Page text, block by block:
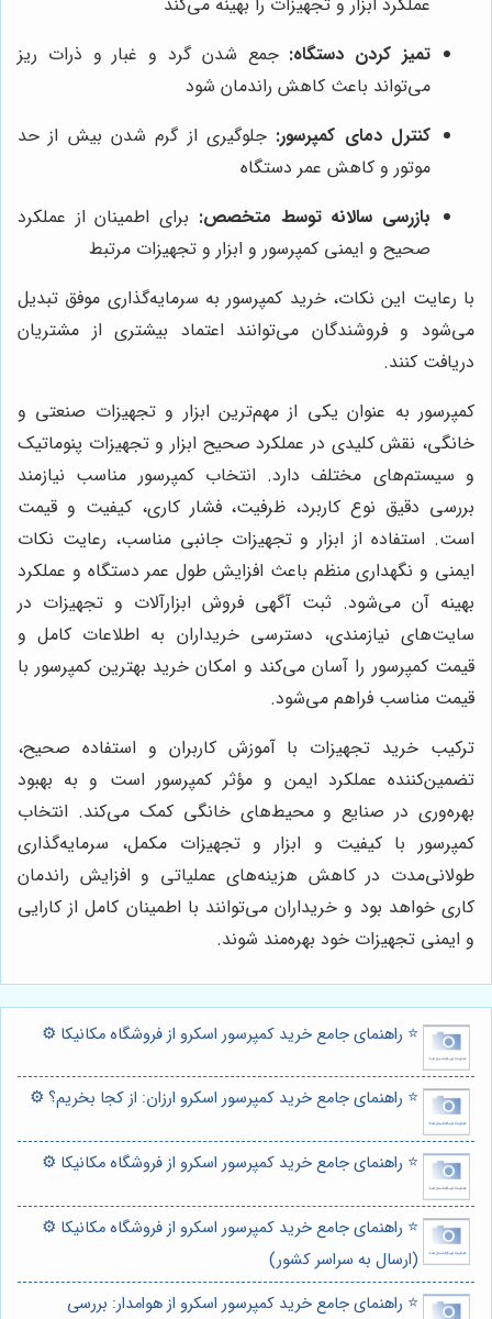
تمیز کردن دستگاه: جمع شدن گرد و غبار و ذرات ریز
می‌تواند باعث کاهش راندمان شود
کنترل دمای کمپرسور: جلوگیری از گرم شدن بیش از حد
موتور و کاهش عمر دستگاه
بازرسی سالانه توسط متخصص: برای اطمینان از عملکرد
صحیح و ایمنی کمپرسور و ابزار و تجهیزات مرتبط
با رعایت این نکات، خرید کمپرسور به سرمایه‌گذاری موفق تبدیل
می‌شود و فروشندگان می‌توانند اعتماد بیشتری از مشتریان
دریافت کنند.
کمپرسور به عنوان یکی از مهم‌ترین ابزار و تجهیزات صنعتی و
خانگی، نقش کلیدی در عملکرد صحیح ابزار و تجهیزات پنوماتیک
و سیستم‌های مختلف دارد. انتخاب کمپرسور مناسب نیازمند
بررسی دقیق نوع کاربرد، ظرفیت، فشار کاری، کیفیت و قیمت
است. استفاده از ابزار و تجهیزات جانبی مناسب، رعایت نکات
ایمنی و نگهداری منظم باعث افزایش طول عمر دستگاه و عملکرد
بهینه آن می‌شود. ثبت آگهی فروش ابزارآلات و تجهیزات در
سایت‌های نیازمندی، دسترسی خریداران به اطلاعات کامل و
قیمت کمپرسور را آسان می‌کند و امکان خرید بهترین کمپرسور با
قیمت مناسب فراهم می‌شود.
ترکیب خرید تجهیزات با آموزش کاربران و استفاده صحیح،
تضمین‌کننده عملکرد ایمن و مؤثر کمپرسور است و به بهبود
بهره‌وری در صنایع و محیط‌های خانگی کمک می‌کند. انتخاب
کمپرسور با کیفیت و ابزار و تجهیزات مکمل، سرمایه‌گذاری
طولانی‌مدت در کاهش هزینه‌های عملیاتی و افزایش راندمان
کاری خواهد بود و خریداران می‌توانند با اطمینان کامل از کارایی
و ایمنی تجهیزات خود بهره‌مند شوند.
⭐️ راهنمای جامع خرید کمپرسور اسکرو از فروشگاه مکانیکا ⚙️
⭐️ راهنمای جامع خرید کمپرسور اسکرو ارزان: از کجا بخریم؟ ⚙️
⭐️ راهنمای جامع خرید کمپرسور اسکرو از فروشگاه مکانیکا ⚙️
⭐️ راهنمای جامع خرید کمپرسور اسکرو از فروشگاه مکانیکا ⚙️
(ارسال به سراسر کشور)
⭐️ راهنمای جامع خرید کمپرسور اسکرو از هوامدار: بررسی